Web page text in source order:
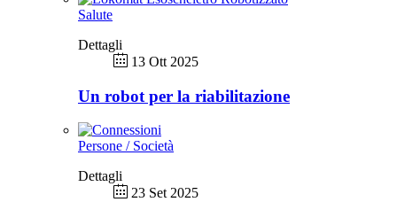
Salute
Dettagli
13 Ott 2025
Un robot per la riabilitazione
Persone / Società
Dettagli
23 Set 2025